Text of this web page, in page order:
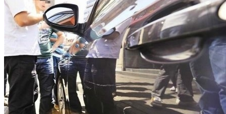
分享#贾浅浅诗集两首《日记独白》
作品一《日记独白》 作者：贾浅浅。 迎面走来一对男女手挽
着手女的甜蜜地把头靠在那男人的肩上但是裙子下两腿间流出
来的东西 ...
暂无评论
发表评论